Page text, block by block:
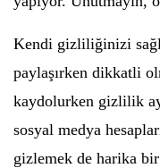
Kendi gizliliğinizi
paylaşırken dikkatli
kaydolurken gizlilik
sosyal medya
gizlemek de harika